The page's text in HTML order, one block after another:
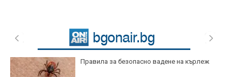
Правила за безопасно вадене на кърлеж